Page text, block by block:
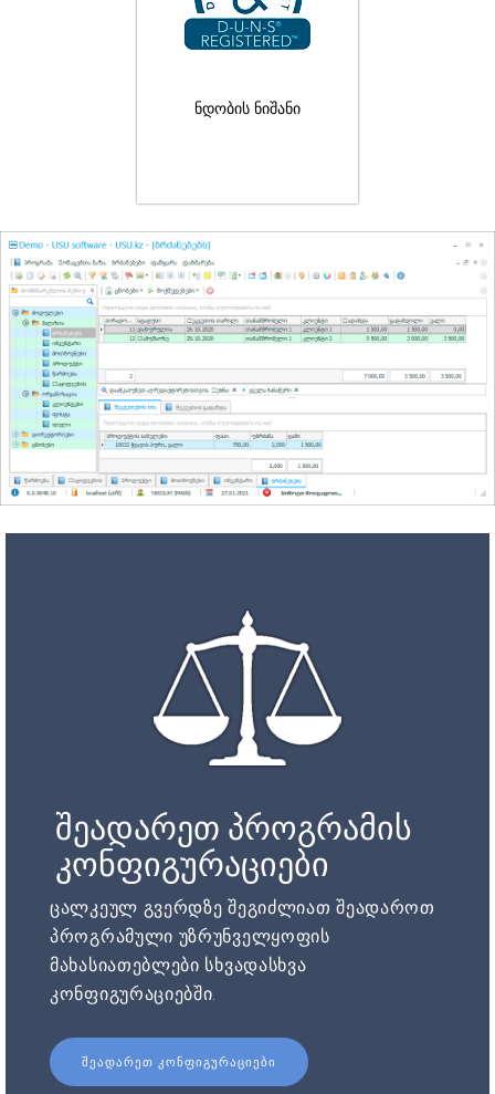
ნდობის ნიშანი
შეადარეთ პროგრამის
კონფიგურაციები
ცალკეულ გვერდზე შეგიძლიათ შეადაროთ
პროგრამული უზრუნველყოფის
მახასიათებლები სხვადასხვა
კონფიგურაციებში.
ᲨᲔᲐᲓᲐᲠᲔᲗ ᲙᲝᲜᲤᲘᲒᲣᲠᲐᲪᲘᲔᲑᲘ